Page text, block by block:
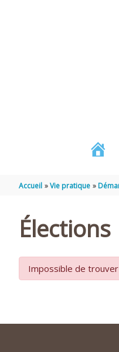
Accueil Vie pratique
Élections
Impossible de